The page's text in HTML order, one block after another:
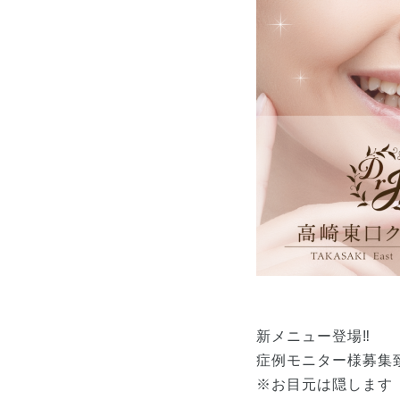
新メニュー登場‼︎
症例モニター様募集
※お目元は隠します